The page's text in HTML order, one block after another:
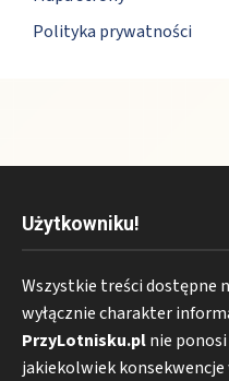
Polityka prywatności
Użytkowniku!
Wszystkie treści dostępne
wyłącznie charakter
PrzyLotnisku.plnie
jakiekolwiek konsekwencje